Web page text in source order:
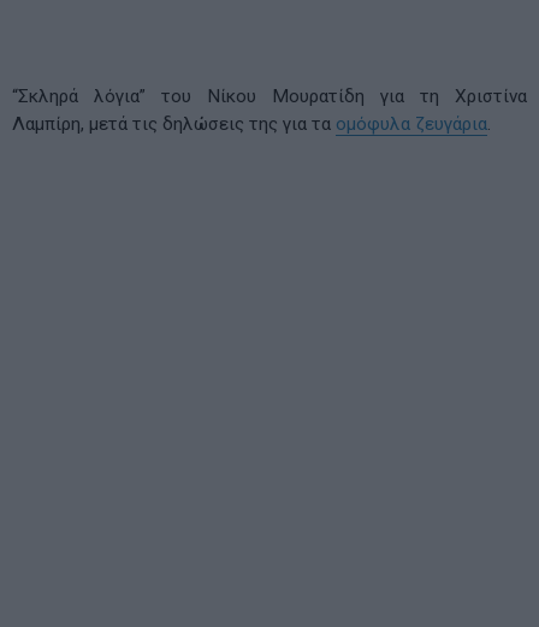
“Σκληρά λόγια” του Νίκου Μουρατίδη για τη Χριστίνα
Λαμπίρη, μετά τις δηλώσεις της για τα ομόφυλα ζευγάρια.